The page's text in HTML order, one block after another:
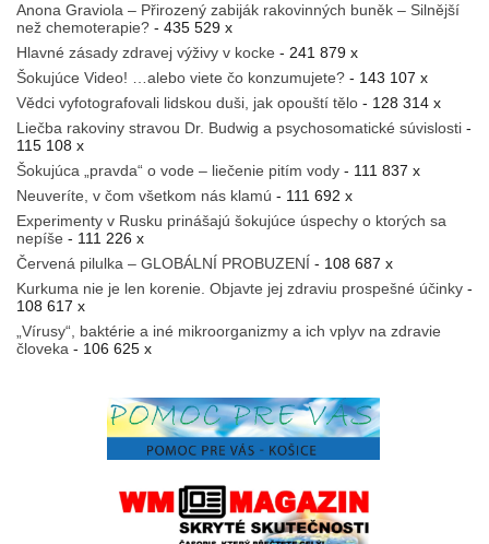
Anona Graviola – Přirozený zabiják rakovinných buněk – Silnější
než chemoterapie? - 435 529 x
Hlavné zásady zdravej výživy v kocke - 241 879 x
Šokujúce Video! …alebo viete čo konzumujete? - 143 107 x
Vědci vyfotografovali lidskou duši, jak opouští tělo - 128 314 x
Liečba rakoviny stravou Dr. Budwig a psychosomatické súvislosti -
115 108 x
Šokujúca „pravda“ o vode – liečenie pitím vody - 111 837 x
Neuveríte, v čom všetkom nás klamú - 111 692 x
Experimenty v Rusku prinášajú šokujúce úspechy o ktorých sa
nepíše - 111 226 x
Červená pilulka – GLOBÁLNÍ PROBUZENÍ - 108 687 x
Kurkuma nie je len korenie. Objavte jej zdraviu prospešné účinky -
108 617 x
„Vírusy“, baktérie a iné mikroorganizmy a ich vplyv na zdravie
človeka - 106 625 x